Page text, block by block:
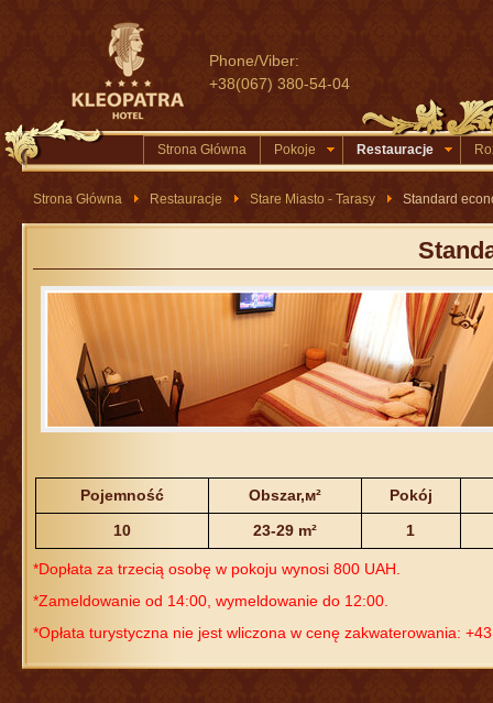
Phone/Viber:
+38(067) 380-54-04
Strona Główna Pokoje Restauracje
Strona Główna Restauracje Stare Miasto - Tarasy Standard
Pojemność Obszar,м²
Pokój
10
23-29 m² 1
*Dopłata za trzecią osobę w pokoju wynosi 800 UAH.
*Zameldowanie od 14:00, wymeldowanie do 12:00.
*Opłata turystyczna nie jest wliczona w cenę zakwaterowania: